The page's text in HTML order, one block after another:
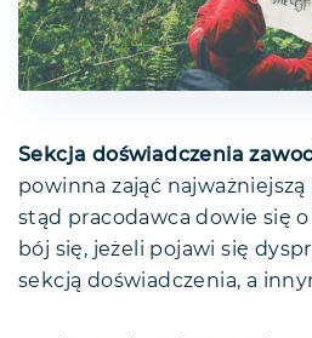
Sekcja doświadczenia
powinna zająć najważniejszą
stąd pracodawca dowie się
bój się, jeżeli pojawi się
sekcją doświadczenia, a